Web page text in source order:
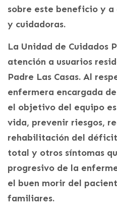
sobre este beneficio y a
y cuidadoras.
La Unidad de Cuidados
atención a usuarios
Padre Las Casas. Al
enfermera encargada
el objetivo del equipo
vida, prevenir riesgos,
rehabilitación del
total y otros síntomas
progresivo de la
el buen morir del
familiares.